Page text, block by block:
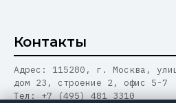
Контакты
Адрес: 115280, г. Москва,
дом 23, строение 2, офис 5-7
Тел: +7 (495) 481 3310